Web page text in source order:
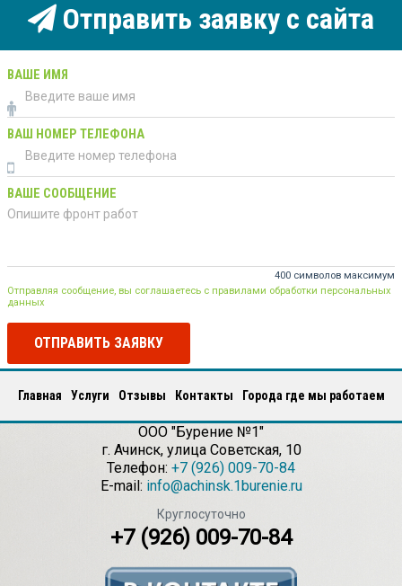
Отправить заявку с сайта
ВАШЕ ИМЯ
ВАШ НОМЕР ТЕЛЕФОНА
ВАШЕ СООБЩЕНИЕ
400 символов максимум
Отправляя сообщение, вы соглашаетесь с правилами обработки персональных
данных
ОТПРАВИТЬ ЗАЯВКУ
Главная Услуги Отзывы Контакты Города где мы работаем
ООО "Бурение №1"
г. Ачинск, улица Советская, 10
Телефон: +7 (926) 009-70-84
E-mail: info@achinsk.1burenie.ru
Круглосуточно
+7 (926) 009-70-84